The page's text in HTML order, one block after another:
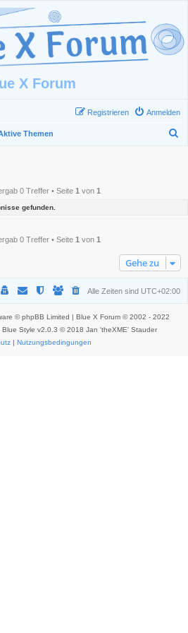
X Forum
Anmelden
Registrieren
Themen
0 Treffer • Seite 1 von 1
gefunden.
0 Treffer • Seite 1 von 1
Gehe zu
Alle Zeiten sind UTC+02:00
© phpBB Limited | Blue X Forum © 2002 - 2022
Style v2.0.3 © 2018 Jan 'theXME' Stauder
| Nutzungsbedingungen